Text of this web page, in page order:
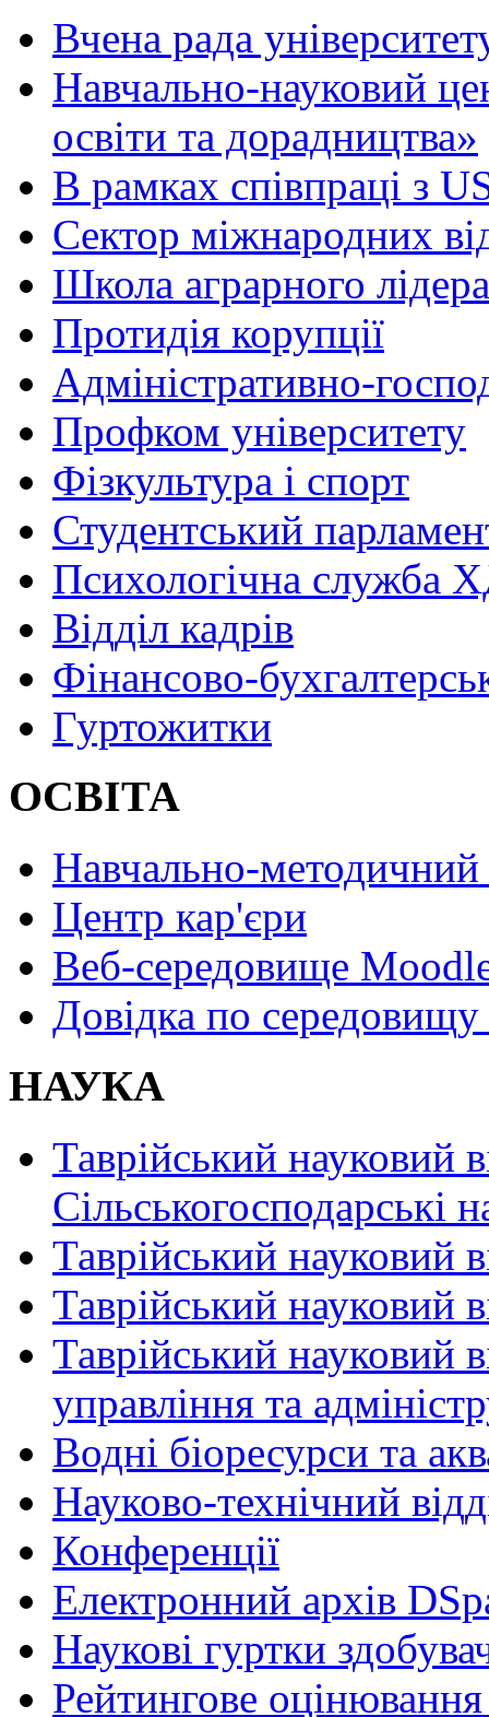
Вчена рада
Навчально-науковий
освіти та дорадництва»
В рамках співпраці з
Сектор міжнародних
Школа аграрного лідера
Протидія корупції
Адміністративно-
Профком університету
Фізкультура і спорт
Студентський
Психологічна служба
Відділ кадрів
Фінансово-
Гуртожитки
ОСВІТА
Навчально-методичний
Центр кар'єри
Веб-середовище
Довідка по
НАУКА
Таврійський науковий
Сільськогосподарські
Таврійський науковий
Таврійський науковий
Таврійський науковий
управління та
Водні біоресурси та
Науково-технічний
Конференції
Електронний архів
Наукові гуртки
Рейтингове оцінювання